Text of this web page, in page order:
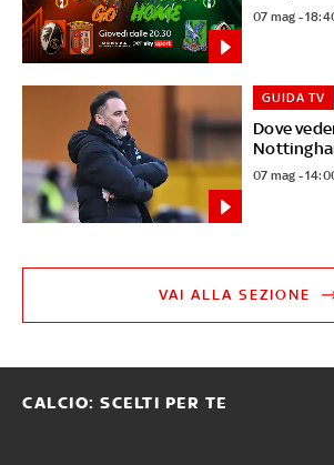
07 mag -
Dove
GUIDA TV
07 mag -
VAI ALLA SEZIONE
CALCIO: SCELTI PER TE